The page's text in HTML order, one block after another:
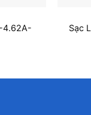
4.62A-
Sạc